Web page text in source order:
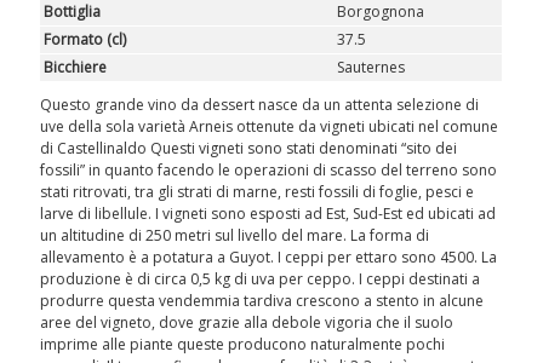
Bottiglia
Borgognona
Formato (cl)
37.5
Bicchiere
Sauternes
Questo grande vino da dessert nasce da un attenta selezione di
uve della sola varietà Arneis ottenute da vigneti ubicati nel comune
di Castellinaldo Questi vigneti sono stati denominati “sito dei
fossili” in quanto facendo le operazioni di scasso del terreno sono
stati ritrovati, tra gli strati di marne, resti fossili di foglie, pesci e
larve di libellule. I vigneti sono esposti ad Est, Sud-Est ed ubicati ad
un altitudine di 250 metri sul livello del mare. La forma di
allevamento è a potatura a Guyot. I ceppi per ettaro sono 4500. La
produzione è di circa 0,5 kg di uva per ceppo. I ceppi destinati a
produrre questa vendemmia tardiva crescono a stento in alcune
aree del vigneto, dove grazie alla debole vigoria che il suolo
imprime alle piante queste producono naturalmente pochi